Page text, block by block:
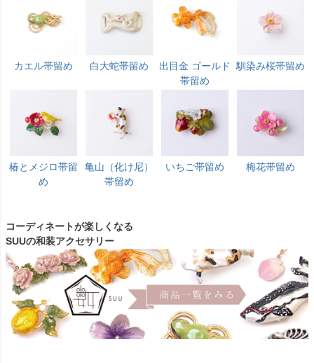
カエル帯留め 白大蛇帯留め
出目金 ゴールド
帯留め
馴染み桜帯留め
椿とメジロ帯留
め
亀山（化け尼）
帯留め
いちご帯留め 梅花帯留め
コーディネートが楽しくなる
SUUの和装アクセサリー